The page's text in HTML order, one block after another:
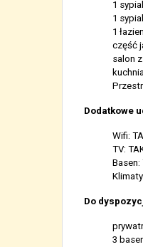
1
1
1
część
salon
Dodatkowe
Wifi:
TV:
Basen:
Do
3